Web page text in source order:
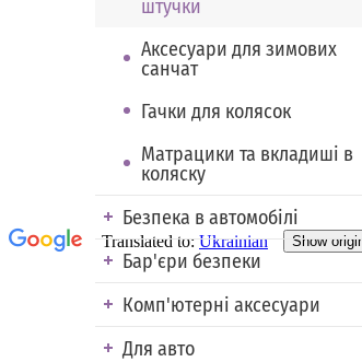
штучки
Аксесуари для зимових
санчат
Гачки для колясок
Матрацики та вкладиші в
коляску
Безпека в автомобілі
Бар'єри безпеки
Комп'ютерні аксесуари
Для авто